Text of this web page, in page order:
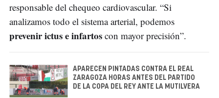
responsable del chequeo cardiovascular. “Si
analizamos todo el sistema arterial, podemos
prevenir ictus e infartos con mayor precisión”.
APARECEN PINTADAS CONTRA EL REAL
ZARAGOZA HORAS ANTES DEL PARTIDO
DE LA COPA DEL REY ANTE LA MUTILVERA